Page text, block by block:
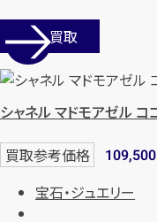
最短
します
まず
店舗買取
シャネル マドモアゼル
買取参考価格 109,500
宝石・ジュエリー